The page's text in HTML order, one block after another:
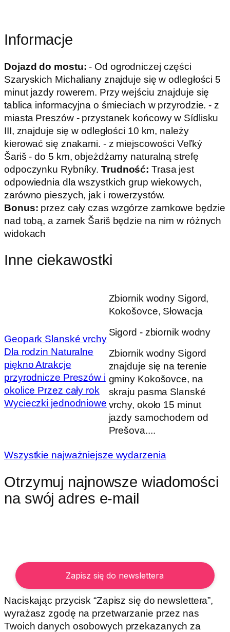
Informacje
Dojazd do mostu: - Od ogrodniczej części
Szaryskich Michaliany znajduje się w odległości 5
minut jazdy rowerem. Przy wejściu znajduje się
tablica informacyjna o śmieciach w przyrodzie. - z
miasta Preszów - przystanek końcowy w Sídlisku
III, znajduje się w odległości 10 km, należy
kierować się znakami. - z miejscowości Veľký
Šariš - do 5 km, objeżdżamy naturalną strefę
odpoczynku Rybníky. Trudność: Trasa jest
odpowiednia dla wszystkich grup wiekowych,
zarówno pieszych, jak i rowerzystów.
Bonus: przez cały czas wzgórze zamkowe będzie
nad tobą, a zamek Šariš będzie na nim w różnych
widokach
Inne ciekawostki
Geopark Slanské vrchy
Dla rodzin Naturalne
pięknoAtrakcje
przyrodnicze Preszów i
okolice Przez cały rok
Wycieczki jednodniowe
Zbiornik wodny Sigord,
Kokošovce, Słowacja
Sigord - zbiornik wodny
Zbiornik wodny Sigord
znajduje się na terenie
gminy Kokošovce, na
skraju pasma Slanské
vrchy, około 15 minut
jazdy samochodem od
Prešova....
Wszystkie najważniejsze wydarzenia
Otrzymuj najnowsze wiadomości
na swój adres e-mail
Naciskając przycisk “Zapisz się do newslettera”,
wyrażasz zgodę na przetwarzanie przez nas
Twoich danych osobowych przekazanych za